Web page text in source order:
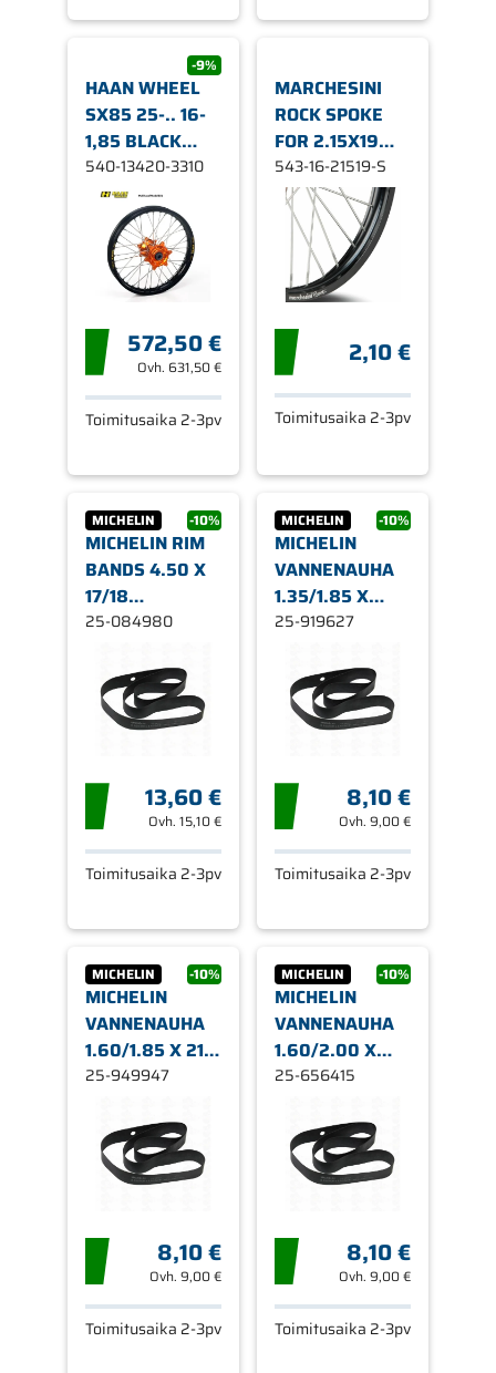
-9%
HAAN WHEEL
SX85 25-.. 16-
1,85 BLACK
RIM/ORANGE
HUB
540-13420-3310
572,50 €
Ovh. 631,50 €
Toimitusaika 2-3pv
MARCHESINI
ROCK SPOKE
FOR 2.15X19
REAR
543-16-21519-S
2,10 €
Toimitusaika 2-3pv
MICHELIN -10%
MICHELIN RIM
BANDS 4.50 X
17/18
(1200X63)
25-084980
13,60 €
Ovh. 15,10 €
Toimitusaika 2-3pv
MICHELIN -10%
MICHELIN
VANNENAUHA
1.35/1.85 X
17/18
25-919627
8,10 €
Ovh.9,00 €
Toimitusaika 2-3pv
MICHELIN -10%
MICHELIN
VANNENAUHA
1.60/1.85 X 21
(1400X25)
25-949947
8,10 €
Ovh. 9,00 €
Toimitusaika 2-3pv
MICHELIN -10%
MICHELIN
VANNENAUHA
1.60/2.00 X
18/19
25-656415
8,10 €
Ovh.9,00 €
Toimitusaika 2-3pv